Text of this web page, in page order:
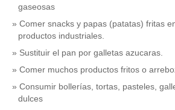
gaseosas
Comer snacks y papas (patatas) fritas
productos industriales.
Sustituir el pan por galletas azucaras.
Comer muchos productos fritos o
Consumir bollerías, tortas, pasteles,
dulces